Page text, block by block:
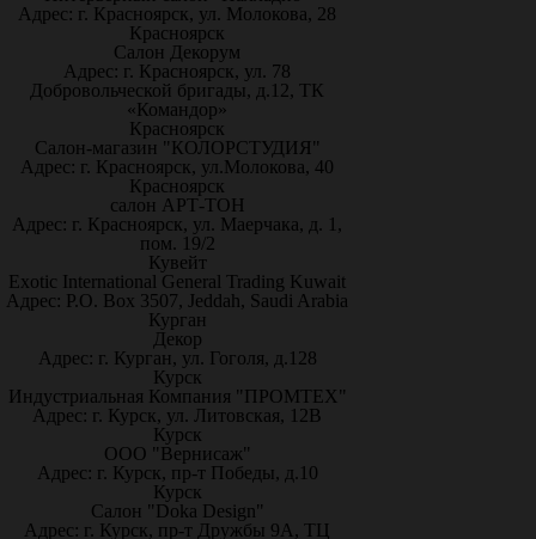
Адрес: г. Красноярск, ул. Молокова, 28
Красноярск
Салон Декорум
Адрес: г. Красноярск, ул. 78
Добровольческой бригады, д.12, ТК
«Командор»
Красноярск
Салон-магазин "КОЛОРСТУДИЯ"
Адрес: г. Красноярск, ул.Молокова, 40
Красноярск
салон АРТ-ТОН
Адрес: г. Красноярск, ул. Маерчака, д. 1,
пом. 19/2
Кувейт
Exotic International General Trading Kuwait
Адрес: P.O. Box 3507, Jeddah, Saudi Arabia
Курган
Декор
Адрес: г. Курган, ул. Гоголя, д.128
Курск
Индустриальная Компания "ПРОМТЕХ"
Адрес: г. Курск, ул. Литовская, 12В
Курск
ООО "Вернисаж"
Адрес: г. Курск, пр-т Победы, д.10
Курск
Салон "Doka Design"
Адрес: г. Курск, пр-т Дружбы 9А, ТЦ